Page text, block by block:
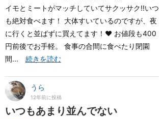
イモとミートがマッチしていてサクッサク!!いつ
も絶対食べます！ 大体すいているのですが、夜
に行くと並ばずに買えてます！♥ お値段も400
円前後でお手軽。 食事の合間に食べたり閉園
間... 続きを読む
うら
12年前に投稿
いつもあまり並んでない